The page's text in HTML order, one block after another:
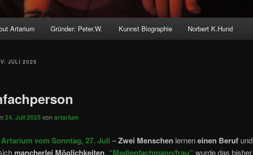
Artarium Gründer: Peter.W. Kunnst Biographie Norbert K.Hund
JULI 2025
24. Juli 2025 von artarium
Artarium vom Sonntag, 27. Juli –Zwei Menschen lerneneinen Beruf und
mancherlei Möglichkeiten. “Medienfachmann/frau” wurde das bisher